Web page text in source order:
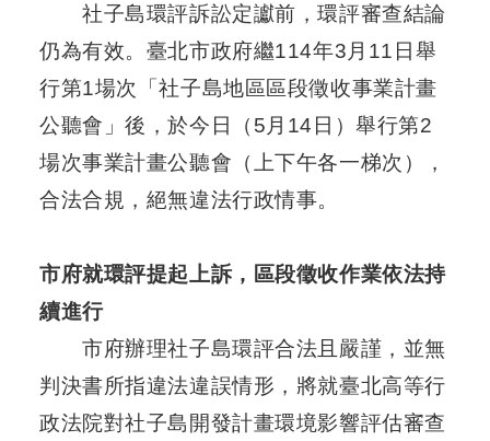
境
響
評
區
收
計
畫
社
會
溝
社子島環評訴訟定讞前，環評審查結論
仍為有效。臺北市政府繼114年3月11日舉
行第1場次「社子島地區區段徵收事業計畫
公聽會」後，於今日（5月14日）舉行第2
場次事業計畫公聽會（上下午各一梯次），
合法合規，絕無違法行政情事。
市府就環評提起上訴，區段徵收作業依法持
續進行
市府辦理社子島環評合法且嚴謹，並無
判決書所指違法違誤情形，將就臺北高等行
政法院對社子島開發計畫環境影響評估審查